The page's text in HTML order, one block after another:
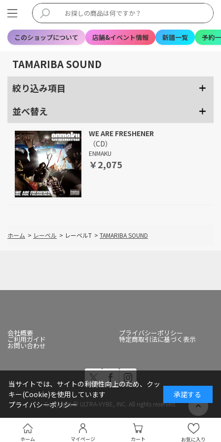
このショップについて 店舗&イベント情報 新譜一覧 予約
ホーム マイページ カート お気に入り
TAMARIBA SOUND
絞り込み項目
並べ替え
WE ARE FRESHENER
（CD）
ENMAKU
￥2,075
ホーム > レーベル > レーベルT > TAMARIBA SOUND
会社概要 プライバシーポリシー
ご利用ガイド 特定商取引法に基づく表示
お問い合わせ
Copyright © ULTRA-VYBE, INC. All rights reserved.
当サイトでは、サイトの利便性向上のため、クッ
キー(Cookie)を使用しています
プライバシーポリシー
承諾する